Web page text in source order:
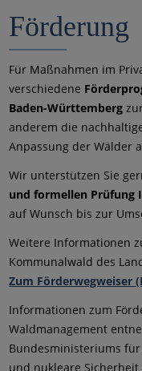
Förderung
Für Maßnahmen im
verschiedene
Baden-Württemberg
anderem die
Anpassung der Wälder
Wir unterstützen Sie
und formellen Prüfung
auf Wunsch bis zur
Weitere Informationen
Kommunalwald des
Zum Förderwegweiser
Informationen zum
Waldmanagement
Bundesministeriums
und nukleare Sicherheit